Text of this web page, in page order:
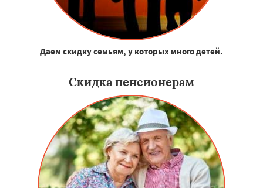
Даем скидку семьям, у которых много детей.
Скидка пенсионерам